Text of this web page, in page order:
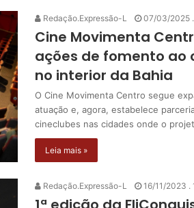
Redação.Expressão-L 07/03/2025
Cine Movimenta
ações de fomento ao
no interior da Bahia
O Cine Movimenta Centro segue
atuação e, agora, estabelece
cineclubes nas cidades onde o
Leia mais »
Redação.Expressão-L 16/11/2023 .